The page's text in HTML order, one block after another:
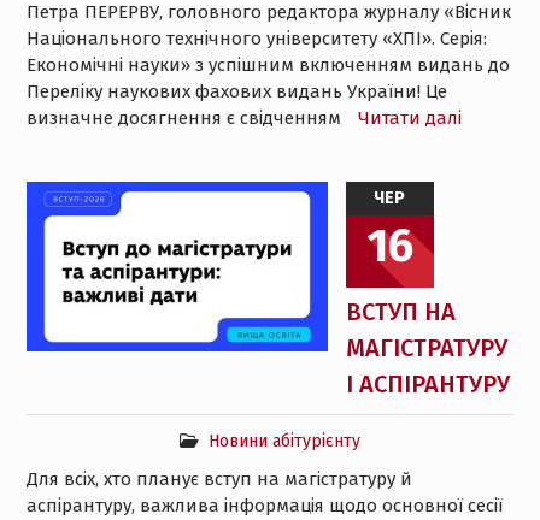
Петра ПЕРЕРВУ, головного редактора журналу «Вісник
Національного технічного університету «ХПІ». Серія:
Економічні науки» з успішним включенням видань до
Переліку наукових фахових видань України! Це
визначне досягнення є свідченням
Читати далі
ЧЕР
16
ВСТУП НА
МАГІСТРАТУРУ
І АСПІРАНТУРУ
Новини абітурієнту
Для всіх, хто планує вступ на магістратуру й
аспірантуру, важлива інформація щодо основної сесії